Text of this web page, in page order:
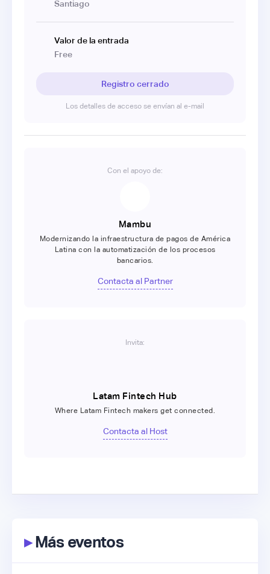
Santiago
Valor de la entrada
Free
Registro cerrado
Los detalles de acceso se envían al e-mail
Con el apoyo de:
Mambu
Modernizando la infraestructura de pagos de América
Latina con la automatización de los procesos
bancarios.
Contacta al Partner
Invita:
Latam Fintech Hub
Where Latam Fintech makers get connected.
Contacta al Host
▸Más eventos